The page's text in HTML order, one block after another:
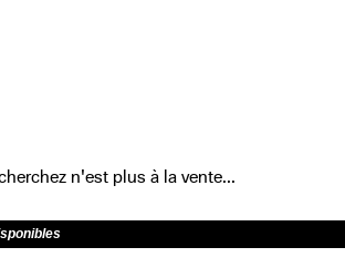
n'est plus à la vente...